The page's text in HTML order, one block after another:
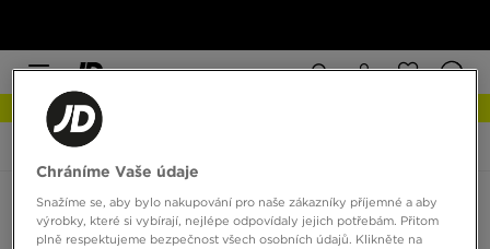
JD Sports Hoodrich Core Sliders
Hoodrich Core Sliders
0 produktů
Chráníme Vaše údaje
Snažíme se, aby bylo nakupování pro naše zákazníky příjemné a aby
výrobky, které si vybírají, nejlépe odpovídaly jejich potřebám. Přitom
plně respektujeme bezpečnost všech osobních údajů. Klikněte na